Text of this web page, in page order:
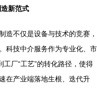
新范式
造不仅是设备与技术的竞赛，
科技中介服务作为专业化、市
工厂“工艺”的转化路径，使得
在产业端落地生根、迭代升